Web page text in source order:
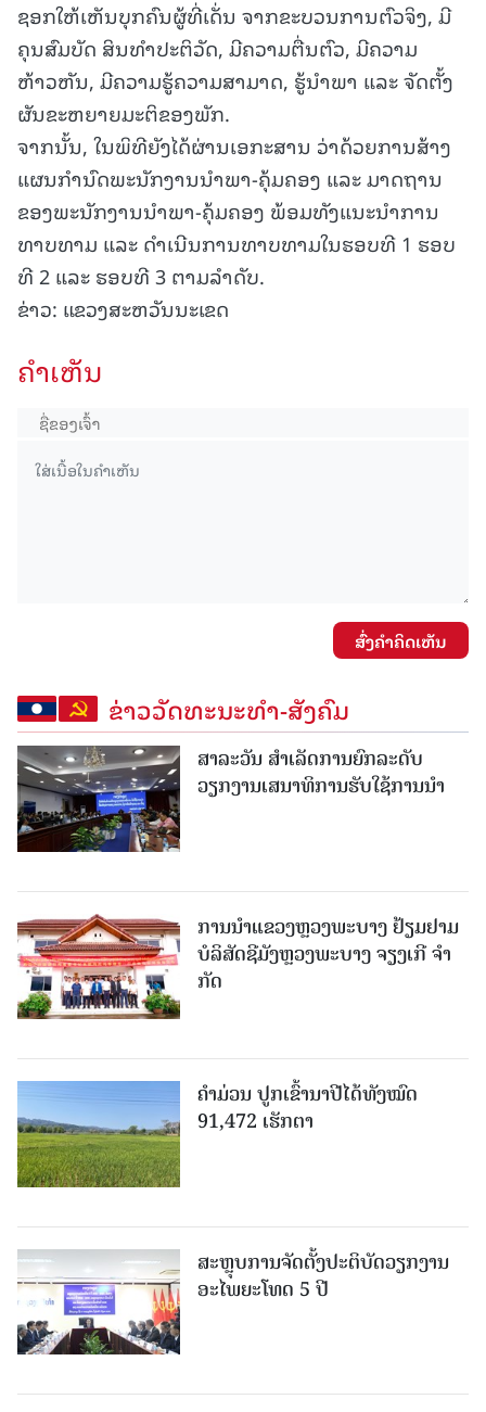
ຊອກໃຫ້ເຫັນບຸກຄົນຜູ້ທີ່ເດັ່ນ ຈາກຂະບວນການຕົວຈິງ, ມີ
ຄຸນສົມບັດ ສິນທຳປະຕິວັດ, ມີຄວາມຕື່ນຕົວ, ມີຄວາມ
ຫ້າວຫັນ, ມີຄວາມຮູ້ຄວາມສາມາດ, ຮູ້ນຳພາ ແລະ ຈັດຕັ້ງ
ຜັນຂະຫຍາຍມະຕິຂອງພັກ.
ຈາກນັ້ນ, ໃນພິທີຍັງໄດ້ຜ່ານເອກະສານ ວ່າດ້ວຍການສ້າງ
ແຜນກໍານົດພະນັກງານນໍາພາ-ຄຸ້ມຄອງ ແລະ ມາດຖານ
ຂອງພະນັກງານນໍາພາ-ຄຸ້ມຄອງ ພ້ອມທັງແນະນໍາການ
ທາບທາມ ແລະ ດໍາເນີນການທາບທາມໃນຮອບທີ 1 ຮອບ
ທີ 2 ແລະ ຮອບທີ 3 ຕາມລຳດັບ.
ຂ່າວ: ແຂວງສະຫວັນນະເຂດ
ຄໍາເຫັນ
ສົ່ງຄໍາຄິດເຫັນ
ຂ່າວວັດທະນະທຳ-ສັງຄົມ
ສາລະວັນ ສໍາເລັດການຍົກລະດັບ
ວຽກງານເສນາທິການຮັບໃຊ້ການນໍາ
ການນຳແຂວງຫຼວງພະບາງ ຢ້ຽມ​ຢາມ
ບໍ​ລິ​ສັດຊີມັງຫຼວງພະບາງ ຈຽງເກີ ຈໍາ
ກັດ
ຄໍາມ່ວນ ປູກເຂົ້ານາປີໄດ້ທັງໝົດ
91,472 ເຮັກຕາ
ສະຫຼຸບການຈັດຕັ້ງປະຕິບັດວຽກງານ
ອະໄພຍະໂທດ 5 ປີ